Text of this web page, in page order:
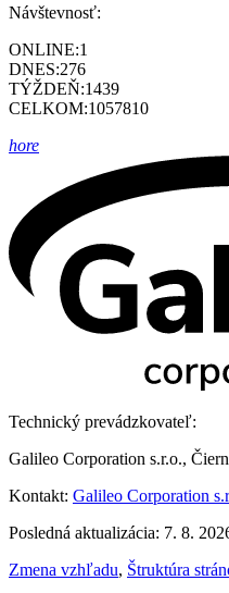
Návštevnosť:
ONLINE:1
DNES:276
TÝŽDEŇ:1439
CELKOM:1057810
hore
Technický prevádzkovateľ:
Galileo Corporation s.r.o.,
Kontakt: Galileo Corporation
Posledná aktualizácia: 7. 8.
Zmena vzhľadu, Štruktúra